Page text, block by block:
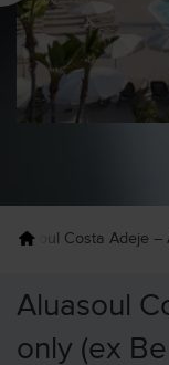
Aluasoul Costa Adeje
Aluasoul
only (ex